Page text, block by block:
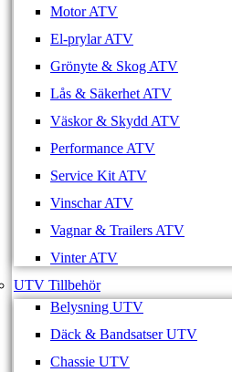
Motor ATV
El-prylar ATV
Grönyte & Skog ATV
Lås & Säkerhet ATV
Väskor & Skydd ATV
Performance ATV
Service Kit ATV
Vinschar ATV
Vagnar & Trailers ATV
Vinter ATV
UTV Tillbehör
Belysning UTV
Däck & Bandsatser UTV
Chassie UTV